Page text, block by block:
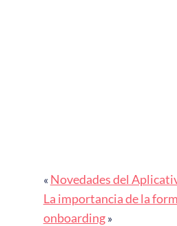
« Novedades del
La importancia de la
onboarding»